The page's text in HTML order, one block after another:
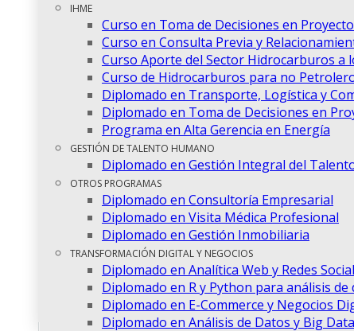
IHME
Curso en Toma de Decisiones en
Curso en Consulta Previa y
Curso Aporte del Sector Hidrocarburos a
Curso de Hidrocarburos para no
Diplomado en Transporte, Logística y
Diplomado en Toma de Decisiones en
Programa en Alta Gerencia en Energía
GESTIÓN DE TALENTO HUMANO
Diplomado en Gestión Integral del
OTROS PROGRAMAS
Diplomado en Consultoría Empresarial
Diplomado en Visita Médica Profesional
Diplomado en Gestión Inmobiliaria
TRANSFORMACIÓN DIGITAL Y NEGOCIOS
Diplomado en Analítica Web y Redes
Diplomado en R y Python para análisis de
Diplomado en E-Commerce y Negocios
Diplomado en Análisis de Datos y Big Data